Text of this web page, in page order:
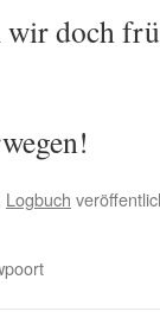
doch
Logbuch